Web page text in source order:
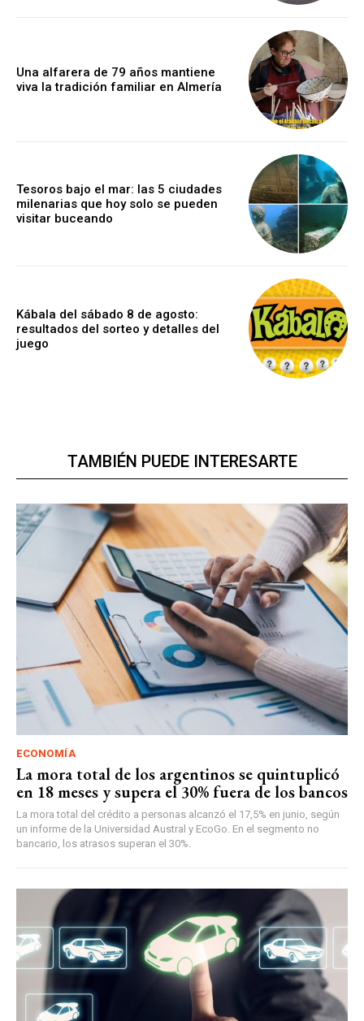
Una alfarera de 79 años mantiene
viva la tradición familiar en Almería
Tesoros bajo el mar: las 5 ciudades
milenarias que hoy solo se pueden
visitar buceando
Kábala del sábado 8 de agosto:
resultados del sorteo y detalles del
juego
TAMBIÉN PUEDE INTERESARTE
ECONOMÍA
La mora total de los argentinos se quintuplicó
en 18 meses y supera el 30% fuera de los bancos
La mora total del crédito a personas alcanzó el 17,5% en junio, según
un informe de la Universidad Austral y EcoGo. En el segmento no
bancario, los atrasos superan el 30%.